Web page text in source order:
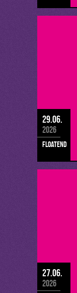
29.06.
2026
floatend
27.06.
2026